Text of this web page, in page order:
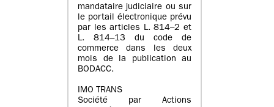
mandataire judiciaire ou sur
le portail électronique prévu
par les articles L. 814–2 et
L. 814–13 du code de
commerce dans les deux
mois de la publication au
BODACC.
IMO TRANS
Société par Actions